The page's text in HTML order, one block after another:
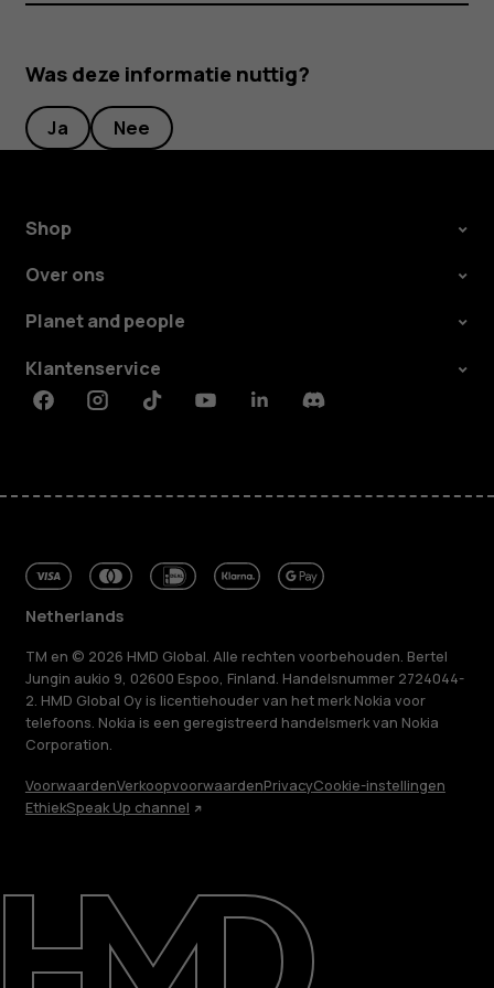
Herstellen, hergebruiken, recyclen
Duurzaamheid
Klantenservice
Was deze informatie nuttig?
Ja Nee
Shop
Over ons
Planet and people
Klantenservice
FacebookInstagramTiktokYoutubeLinkedinDiscord
Netherlands
TM en © 2026 HMD Global. Alle rechten voorbehouden. Bertel
Jungin aukio 9, 02600 Espoo, Finland. Handelsnummer 2724044-
2. HMD Global Oy is licentiehouder van het merk Nokia voor
telefoons. Nokia is een geregistreerd handelsmerk van Nokia
Corporation.
VoorwaardenVerkoopvoorwaardenPrivacyCookie-instellingen
EthiekSpeak Up channel